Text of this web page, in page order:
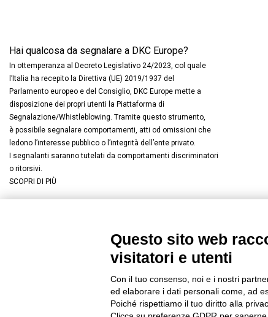
Hai qualcosa da segnalare a DKC Europe?
In ottemperanza al Decreto Legislativo 24/2023, col quale
l’Italia ha recepito la Direttiva (UE) 2019/1937 del
Parlamento europeo e del Consiglio, DKC Europe mette a
disposizione dei propri utenti la Piattaforma di
Segnalazione/Whistleblowing. Tramite questo strumento,
è possibile segnalare comportamenti, atti od omissioni che
ledono l’interesse pubblico o l’integrità dell’ente privato.
I segnalanti saranno tutelati da comportamenti discriminatori
o ritorsivi.
SCOPRI DI PIÙ
FACEBOOK LINKEDIN / YOUTUBE
Privacy -Cookies -Modifica preferenze
Questo sito web
visitatori e utenti
Con il tuo consenso, noi e i nostri
ed elaborare i dati personali come, ad
Poiché rispettiamo il tuo diritto alla